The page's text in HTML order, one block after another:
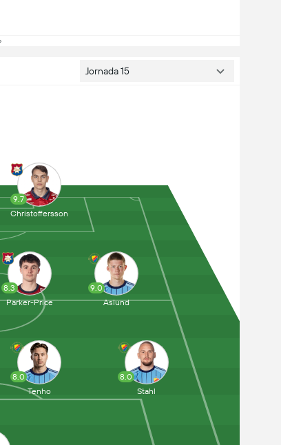
Jornada 15
9.0
Aslund
8.0
Stahl
8.0
Tenho
8.3
Parker-Price
9.7
Christoffersson